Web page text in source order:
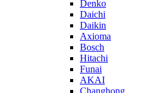
Denko
Daichi
Daikin
Axioma
Bosch
Hitachi
Funai
AKAI
Changhong